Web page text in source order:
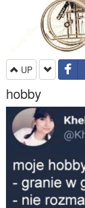
UP
hobby